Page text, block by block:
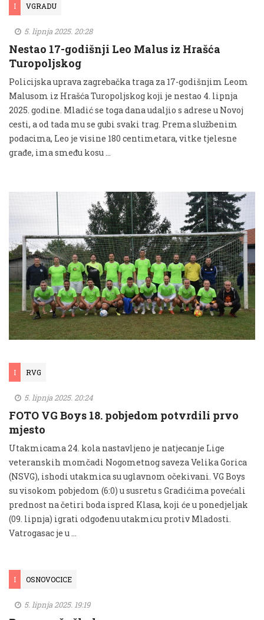
I VGRADU
5. lipnja 2025. 20:28
Nestao 17-godišnji Leo Malus iz Hrašća
Turopoljskog
Policijska uprava zagrebačka traga za 17-godišnjim Leom
Malusom iz Hrašća Turopoljskog koji je nestao 4. lipnja
2025. godine. Mladić se toga dana udaljio s adrese u Novoj
cesti, a od tada mu se gubi svaki trag. Prema službenim
podacima, Leo je visine 180 centimetara, vitke tjelesne
građe, ima smeđu kosu …
I RVG
5. lipnja 2025. 20:24
FOTO VG Boys 18. pobjedom potvrdili prvo
mjesto
Utakmicama 24. kola nastavljeno je natjecanje Lige
veteranskih momčadi Nogometnog saveza Velika Gorica
(NSVG), ishodi utakmica su uglavnom očekivani. VG Boys
su visokom pobjedom (6:0) u susretu s Gradićima povećali
prednost na četiri boda ispred Klasa, koji će u ponedjeljak
(09. lipnja) igrati odgođenu utakmicu protiv Mladosti.
Vatrogasac je u …
I OSNOVOCICE
5. lipnja 2025. 19:19